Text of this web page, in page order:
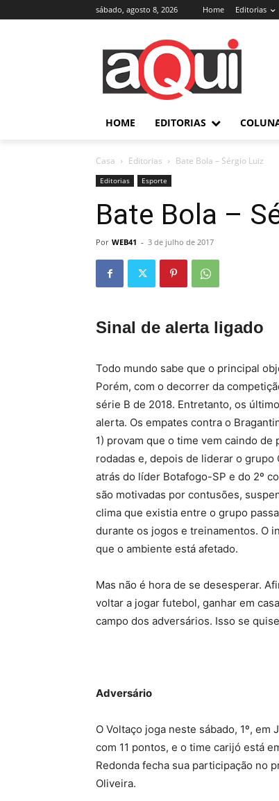
sábado, agosto 8, 2026 Home Editorias
HOME EDITORIAS
Casa Editorias Bate Bola – Sérgio Luiz
Editorias Esporte
Bate Bola –
Por WEB41 - 3 de julho de 2017
Sinal de alerta ligado
Todo mundo sabe que o principal
Porém, com o decorrer da
série B de 2018. Entretanto, os
alerta. Os empates contra o
1) provam que o time vem caindo
rodadas e, depois de liderar o grupo
atrás do líder Botafogo-SP e do 2º
são motivadas por contusões,
clima que existia entre o grupo
durante os jogos e treinamentos. O
que o ambiente está afetado.
Mas não é hora de se desesperar.
voltar a jogar futebol, ganhar em
campo dos adversários. Isso se
Adversário
O Voltaço joga neste sábado, 1º, em
com 11 pontos, e o time carijó está
Redonda fecha sua participação no
Oliveira.